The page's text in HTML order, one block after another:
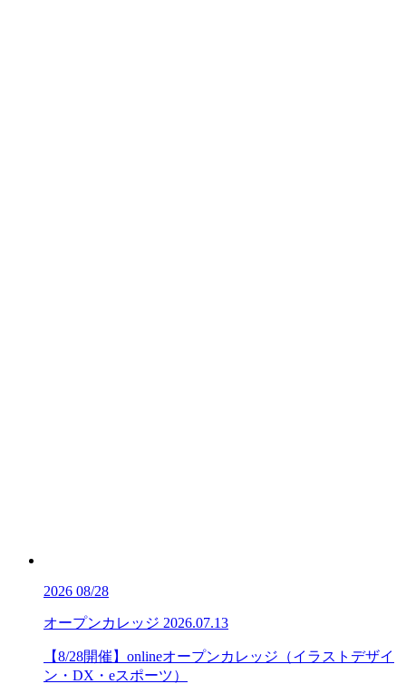
2026 08/28
オープンカレッジ 2026.07.13
【8/28開催】onlineオープンカレッジ（イラストデザイ
ン・DX・eスポーツ）